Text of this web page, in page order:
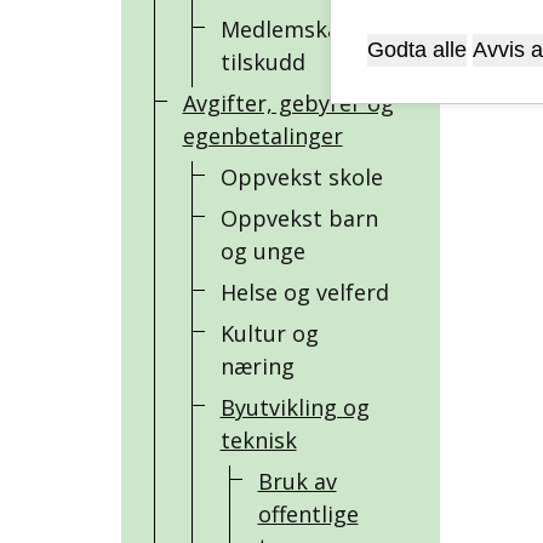
Medlemskap og
tilskudd
Avgifter, gebyrer og
egenbetalinger
Oppvekst skole
Oppvekst barn
og unge
Helse og velferd
Kultur og
næring
Byutvikling og
teknisk
Bruk av
offentlige
Godta alle Avvis